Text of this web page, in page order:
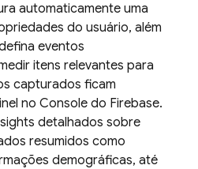
automaticamente uma
do usuário, além
eventos
itens relevantes para
capturados ficam
no Console do Firebase.
detalhados sobre
resumidos como
demográficas, até